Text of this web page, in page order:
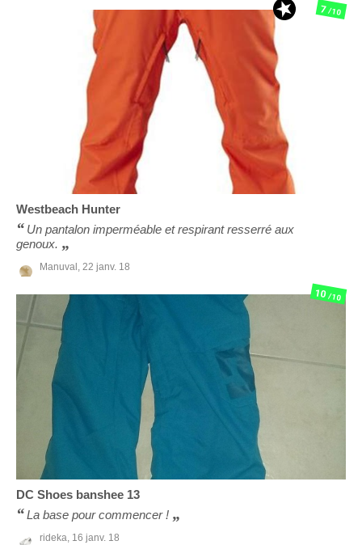
Westbeach Hunter
Un pantalon imperméable et respirant resserré aux
genoux.
Manuval, 22 janv. 18
7/10
DC Shoes banshee 13
La base pour commencer !
rideka, 16 janv. 18
10/10